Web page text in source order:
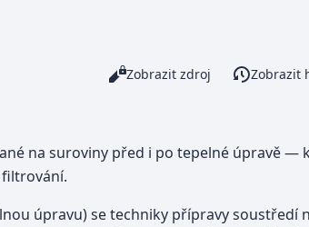
Zobrazení
Číst
Zobrazit zdroj Zobrazit
na suroviny před i po tepelné úpravě —
úpravu) se techniky přípravy soustředí